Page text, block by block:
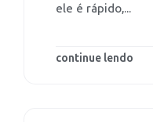
ele é rápido,...
continue lendo